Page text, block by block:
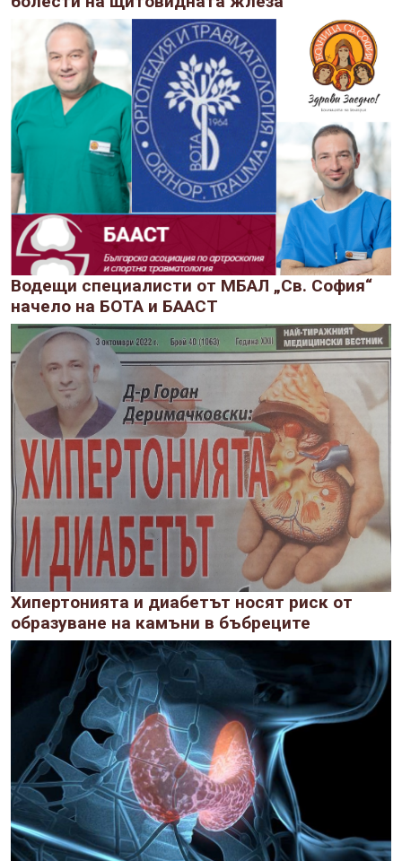
Водещи специалисти от МБАЛ „Св. София“
начело на БОТА и БААСТ
Хипертонията и диабетът носят риск от
образуване на камъни в бъбреците